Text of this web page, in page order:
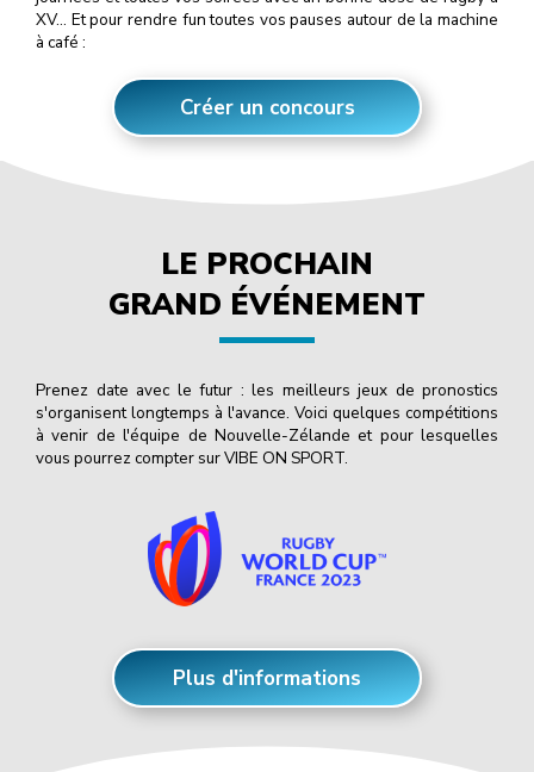
XV… Et pour rendre fun toutes vos pauses autour de la machine
à café :
Créer un concours
LE PROCHAIN
GRAND ÉVÉNEMENT
Prenez date avec le futur : les meilleurs jeux de pronostics
s'organisent longtemps à l'avance. Voici quelques compétitions
à venir de l'équipe de Nouvelle-Zélande et pour lesquelles
vous pourrez compter sur VIBE ON SPORT.
Plus d'informations